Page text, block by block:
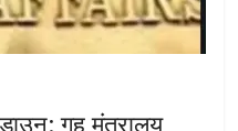
गृह मंत्रालय